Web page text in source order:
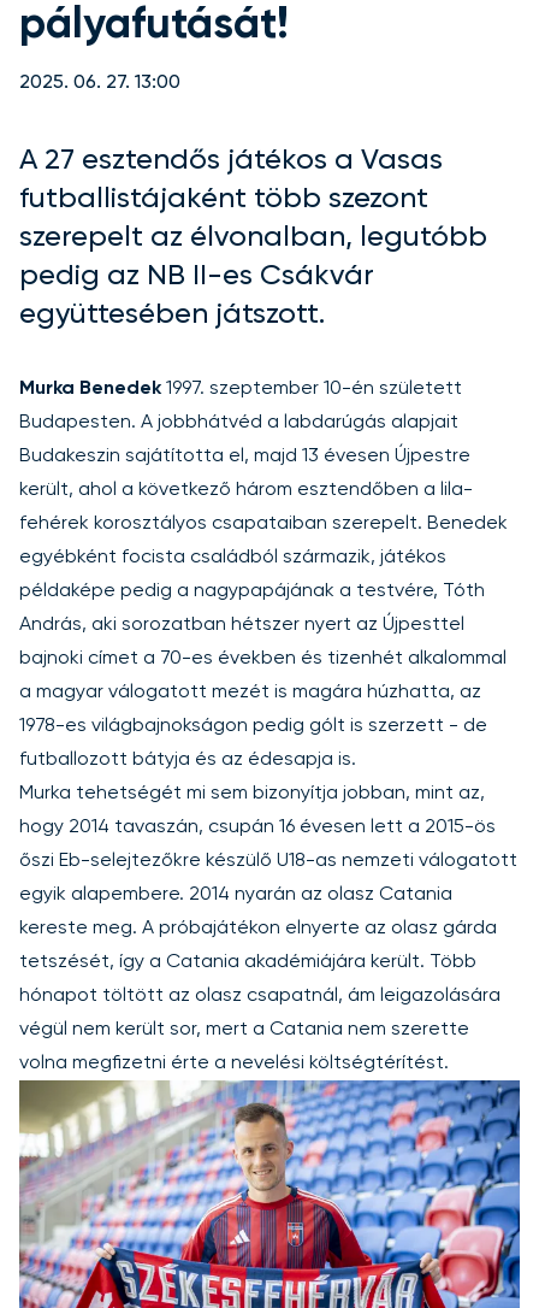
pályafutását!
2025. 06. 27. 13:00
A 27 esztendős játékos a Vasas
futballistájaként több szezont
szerepelt az élvonalban, legutóbb
pedig az NB II-es Csákvár
együttesében játszott.
Murka Benedek 1997. szeptember 10-én született
Budapesten. A jobbhátvéd a labdarúgás alapjait
Budakeszin sajátította el, majd 13 évesen Újpestre
került, ahol a következő három esztendőben a lila-
fehérek korosztályos csapataiban szerepelt. Benedek
egyébként focista családból származik, játékos
példaképe pedig a nagypapájának a testvére, Tóth
András, aki sorozatban hétszer nyert az Újpesttel
bajnoki címet a 70-es években és tizenhét alkalommal
a magyar válogatott mezét is magára húzhatta, az
1978-es világbajnokságon pedig gólt is szerzett - de
futballozott bátyja és az édesapja is.
Murka tehetségét mi sem bizonyítja jobban, mint az,
hogy 2014 tavaszán, csupán 16 évesen lett a 2015-ös
őszi Eb-selejtezőkre készülő U18-as nemzeti válogatott
egyik alapembere. 2014 nyarán az olasz Catania
kereste meg. A próbajátékon elnyerte az olasz gárda
tetszését, így a Catania akadémiájára került. Több
hónapot töltött az olasz csapatnál, ám leigazolására
végül nem került sor, mert a Catania nem szerette
volna megfizetni érte a nevelési költségtérítést.